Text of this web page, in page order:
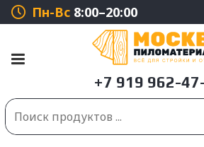
Пн-Вс 8:00–20:00